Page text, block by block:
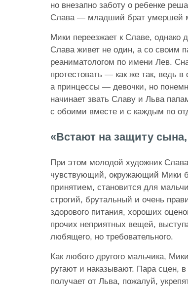
но внезапно заботу о ребенке
Слава — младший брат умершей
Мики переезжает к Славе, однако
Слава живет не один, а со своим
реаниматологом по имени Лев.
протестовать — как же так, ведь в
а принцессы — девочки, но
начинает звать Славу и Льва
с обоими вместе и с каждым по
«Встают на защиту
При этом молодой художник
чувствующий, окружающий Мики
принятием, становится для
строгий, брутальный и очень
здорового питания, хороших
прочих неприятных вещей,
любящего, но требовательного.
Как любого другого мальчика,
ругают и наказывают. Пара сцен,
получает от Льва, пожалуй,